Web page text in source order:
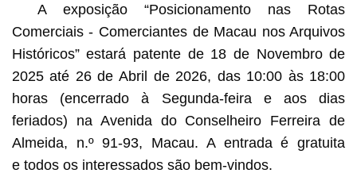
A exposição “Posicionamento nas Rotas
Comerciais - Comerciantes de Macau nos Arquivos
Históricos” estará patente de 18 de Novembro de
2025 até 26 de Abril de 2026, das 10:00 às 18:00
horas (encerrado à Segunda-feira e aos dias
feriados) na Avenida do Conselheiro Ferreira de
Almeida, n.º 91-93, Macau. A entrada é gratuita
e todos os interessados são bem-vindos.